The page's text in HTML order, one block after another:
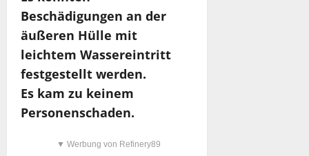
Beschädigungen an der
äußeren Hülle mit
leichtem Wassereintritt
festgestellt werden.
Es kam zu keinem
Personenschaden.
▼ Werbung von Refinery89